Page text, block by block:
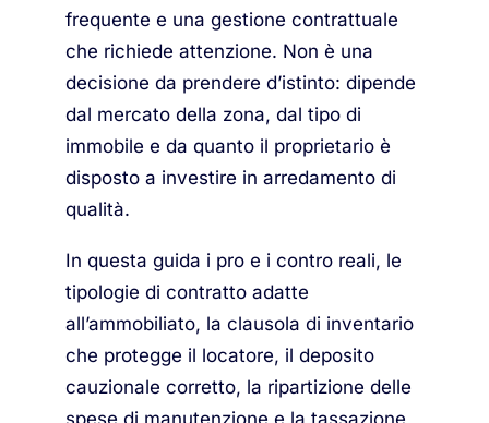
frequente e una gestione contrattuale
che richiede attenzione. Non è una
decisione da prendere d’istinto: dipende
dal mercato della zona, dal tipo di
immobile e da quanto il proprietario è
disposto a investire in arredamento di
qualità.
In questa guida i pro e i contro reali, le
tipologie di contratto adatte
all’ammobiliato, la clausola di inventario
che protegge il locatore, il deposito
cauzionale corretto, la ripartizione delle
spese di manutenzione e la tassazione